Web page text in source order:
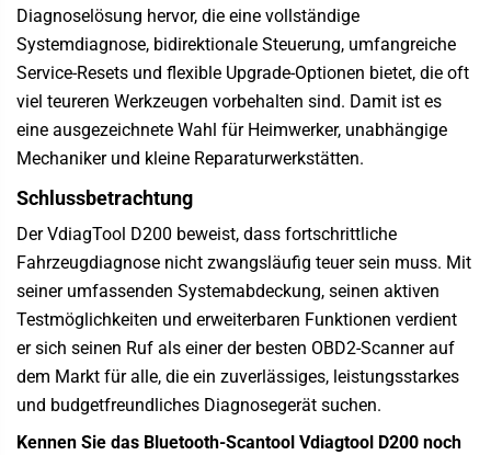
Diagnoselösung hervor, die eine vollständige
Systemdiagnose, bidirektionale Steuerung, umfangreiche
Service-Resets und flexible Upgrade-Optionen bietet, die oft
viel teureren Werkzeugen vorbehalten sind. Damit ist es
eine ausgezeichnete Wahl für Heimwerker, unabhängige
Mechaniker und kleine Reparaturwerkstätten.
Schlussbetrachtung
DerVdiagTool D200 beweist, dass fortschrittliche
Fahrzeugdiagnose nicht zwangsläufig teuer sein muss. Mit
seiner umfassenden Systemabdeckung, seinen aktiven
Testmöglichkeiten und erweiterbaren Funktionen verdient
er sich seinen Ruf als einer der besten OBD2-Scanner auf
dem Markt für alle, die ein zuverlässiges, leistungsstarkes
und budgetfreundliches Diagnosegerät suchen.
Kennen Sie das Bluetooth-Scantool Vdiagtool D200 noch